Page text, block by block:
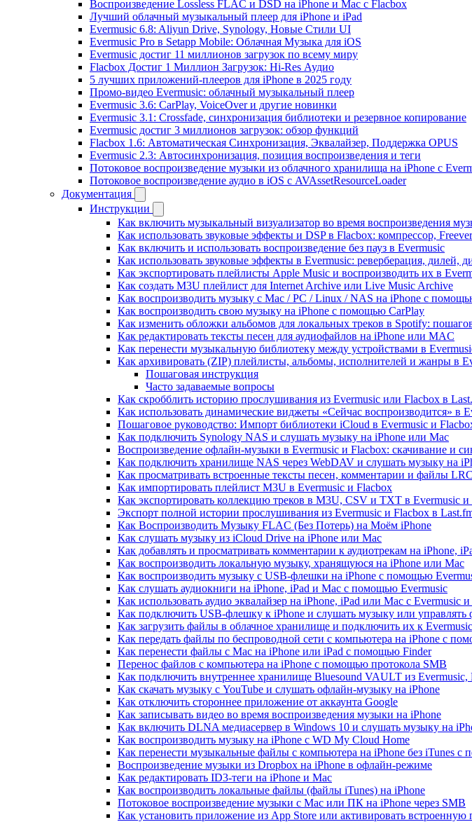
Воспроизведение Lossless FLAC и DSD на iPhone и Mac с Flacbox
Лучший облачный музыкальный плеер для iPhone и iPad
Evermusic 6.8: Aliyun Drive, Synology, Новые Стили UI
Evermusic Pro в Setapp Mobile: Облачная Музыка для iOS
Evermusic достиг 11 миллионов загрузок по всему миру
Flacbox Достиг 1 Миллион Загрузок: Hi-Res Аудио
5 лучших приложений-плееров для iPhone в 2025 году
Промо-видео Evermusic: облачный музыкальный плеер
Evermusic 3.6: CarPlay, VoiceOver и другие новинки
Evermusic 3.1: Crossfade, синхронизация библиотеки и резервное копирование
Evermusic достиг 3 миллионов загрузок: обзор функций
Flacbox 1.6: Автоматическая Синхронизация, Эквалайзер, Поддержка OPUS
Evermusic 2.3: Автосинхронизация, позиция воспроизведения и теги
Потоковое воспроизведение музыки из облачного хранилища на iPhone с
Потоковое воспроизведение аудио в iOS с AVAssetResourceLoader
Документация
Инструкции
Как включить музыкальный визуализатор во время воспроизведения
Как использовать звуковые эффекты и DSP в Flacbox: компрессор,
Как включить и использовать воспроизведение без пауз в Evermusic
Как использовать звуковые эффекты в Evermusic: реверберация, дилей,
Как экспортировать плейлисты Apple Music и воспроизводить их в
Как создать M3U плейлист для Internet Archive или Live Music Archive
Как воспроизводить музыку с Mac / PC / Linux / NAS на iPhone с
Как воспроизводить свою музыку на iPhone с помощью CarPlay
Как изменить обложки альбомов для локальных треков в Spotify:
Как редактировать тексты песен для аудиофайлов на iPhone или MAC
Как перенести музыкальную библиотеку между устройствами в
Как архивировать (ZIP) плейлисты, альбомы, исполнителей и жанры в
Пошаговая инструкция
Часто задаваемые вопросы
Как скробблить историю прослушивания из Evermusic или Flacbox в
Как использовать динамические виджеты «Сейчас воспроизводится» в
Пошаговое руководство: Импорт библиотеки iCloud в Evermusic и
Как подключить Synology NAS и слушать музыку на iPhone или Mac
Воспроизведение офлайн-музыки в Evermusic и Flacbox: скачивание и
Как подключить хранилище NAS через WebDAV и слушать музыку на
Как просматривать встроенные тексты песен, комментарии и файлы
Как импортировать плейлист M3U в Evermusic и Flacbox
Как экспортировать коллекцию треков в M3U, CSV и TXT в Evermusic и
Экспорт полной истории прослушивания из Evermusic и Flacbox в
Как Воспроизводить Музыку FLAC (Без Потерь) на Моём iPhone
Как слушать музыку из iCloud Drive на iPhone или Mac
Как добавлять и просматривать комментарии к аудиотрекам на iPhone,
Как воспроизводить локальную музыку, хранящуюся на iPhone или Mac
Как воспроизводить музыку с USB-флешки на iPhone с помощью
Как слушать аудиокниги на iPhone, iPad и Mac с помощью Evermusic
Как использовать аудио эквалайзер на iPhone, iPad или Mac с Evermusic
Как подключить USB-флешку к iPhone и слушать музыку или управлять
Как загрузить файлы в облачное хранилище и подключить их к
Как передать файлы по беспроводной сети с компьютера на iPhone с
Как перенести файлы с Mac на iPhone или iPad с помощью Finder
Перенос файлов с компьютера на iPhone с помощью протокола SMB
Как подключить внутреннее хранилище Bluesound VAULT из Evermusic,
Как скачать музыку с YouTube и слушать офлайн-музыку на iPhone
Как отключить стороннее приложение от аккаунта Google
Как записывать видео во время воспроизведения музыки на iPhone
Как включить DLNA медиасервер в Windows 10 и слушать музыку на
Как воспроизводить музыку на iPhone с WD My Cloud Home
Как перенести музыкальные файлы с компьютера на iPhone без iTunes
Воспроизведение музыки из Dropbox на iPhone в офлайн-режиме
Как редактировать ID3-теги на iPhone и Mac
Как воспроизводить локальные файлы (файлы iTunes) на iPhone
Потоковое воспроизведение музыки с Mac или ПК на iPhone через SMB
Как установить приложение из App Store или активировать